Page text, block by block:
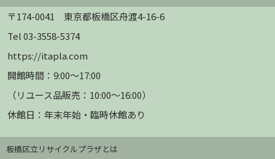
〒174-0041 東京都板橋区舟渡4-16-6
Tel 03-3558-5374
https://itapla.com
開館時間：9:00～17:00
（リユース品販売：10:00～16:00）
休館日：年末年始・臨時休館あり
板橋区立リサイクルプラザとは